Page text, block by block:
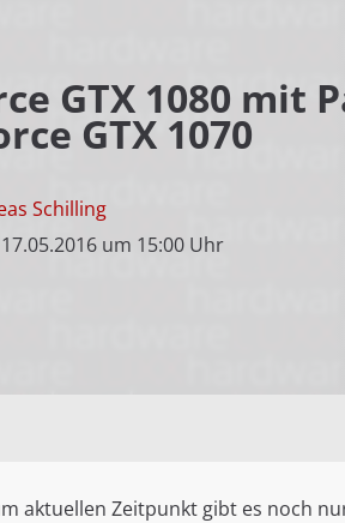
GTX 1080 mit
GTX 1070
Schilling
um 15:00 Uhr
aktuellen Zeitpunkt gibt es noch